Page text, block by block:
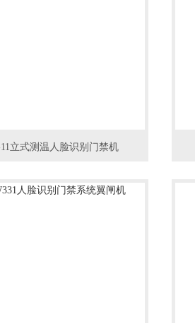
11立式测温人脸识别门禁机